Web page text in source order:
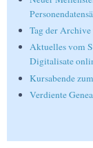
Tag der
Aktuelles vom
Digitalisate
Kursabende
Verdiente